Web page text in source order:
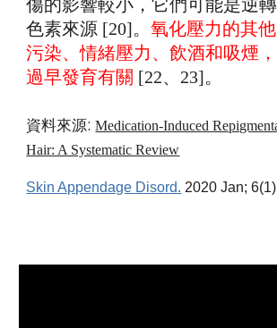
傷的影響較小，它們可能是逆
色素來源 [20]。氧化壓力的其
污染、情緒壓力、飲酒和吸煙
過早發育有關 [22、23]。
資料來源:Medication-Induced
Hair: A Systematic Review
Skin Appendage Disord. 2020 Jan;